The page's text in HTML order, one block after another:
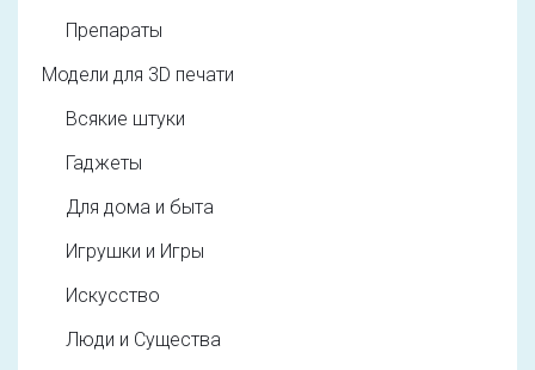
Препараты
Модели для 3D печати
Всякие штуки
Гаджеты
Для дома и быта
Игрушки и Игры
Искусство
Люди и Существа